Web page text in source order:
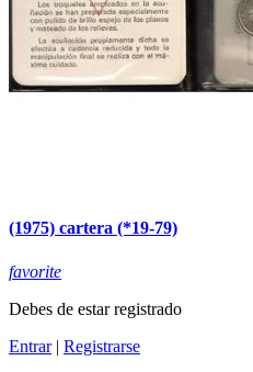
(1975) cartera (*19-79)
favorite
Debes de estar registrado
Entrar| Registrarse